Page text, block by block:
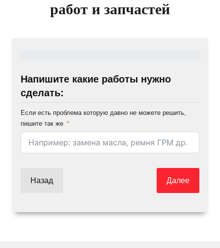
работ и запчастей
Напишите какие работы нужно
сделать:
Если есть проблема которую давно не можете решить,
пишите так же
Назад Далее